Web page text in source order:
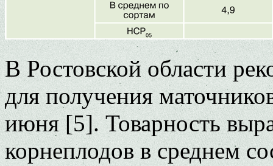
В Ростовской области
для получения
июня [5]. Товарность
корнеплодов в среднем